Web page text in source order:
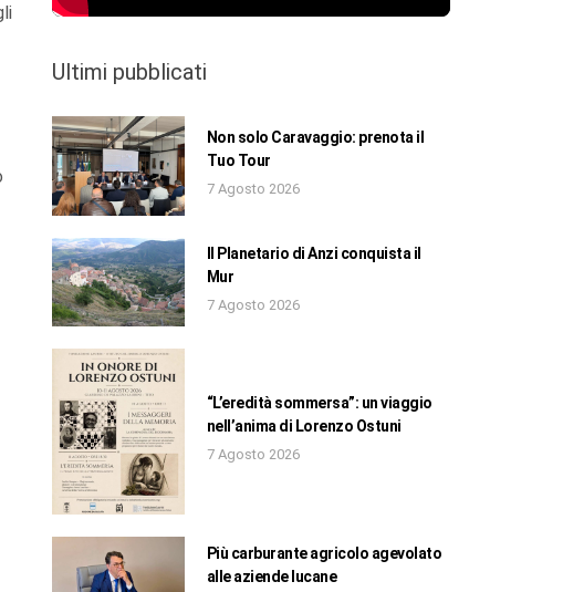
Ultimi pubblicati
Non solo Caravaggio: prenota il
Tuo Tour
7 Agosto 2026
Il Planetario di Anzi conquista il
Mur
7 Agosto 2026
“L’eredità sommersa”: un viaggio
nell’anima di Lorenzo Ostuni
7 Agosto 2026
Più carburante agricolo agevolato
alle aziende lucane